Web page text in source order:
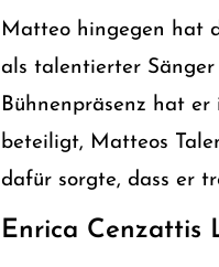
Matteo hingegen hat
als talentierter
Bühnenpräsenz hat
beteiligt, Matteos
dafür sorgte, dass er
Enrica Cenzattis